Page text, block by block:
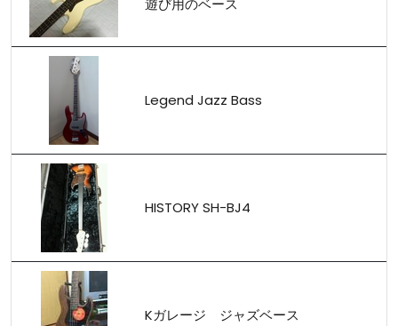
遊び用のベース
Legend Jazz Bass
HISTORY SH-BJ4
Kガレージ ジャズベース